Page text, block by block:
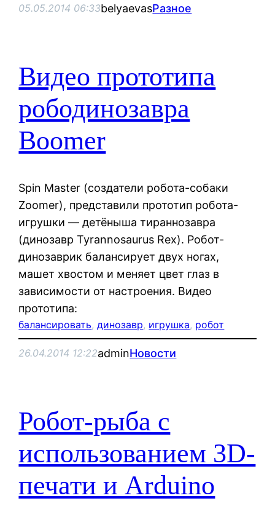
05.05.2014 06:33belyaevasРазное
Видео прототипа
рободинозавра
Boomer
Spin Master (создатели робота-собаки
Zoomer), представили прототип робота-
игрушки — детёныша тираннозавра
(динозавр Tyrannosaurus Rex). Робот-
динозаврик балансирует двух ногах,
машет хвостом и меняет цвет глаз в
зависимости от настроения. Видео
прототипа:
балансировать, динозавр, игрушка, робот
26.04.2014 12:22adminНовости
Робот-рыба с
использованием 3D-
печати и Arduino